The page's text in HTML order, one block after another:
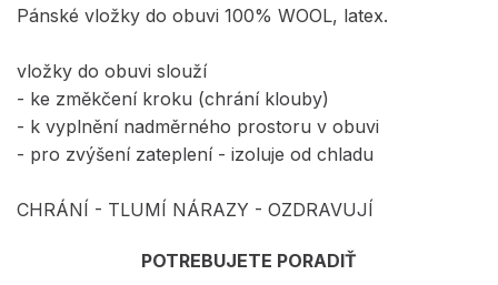
Pánské vložky do obuvi 100% WOOL, latex.
vložky do obuvi slouží
- ke změkčení kroku (chrání klouby)
- k vyplnění nadměrného prostoru v obuvi
- pro zvýšení zateplení - izoluje od chladu
CHRÁNÍ - TLUMÍ NÁRAZY - OZDRAVUJÍ
POTREBUJETE PORADIŤ